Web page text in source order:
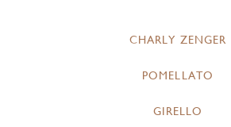
CHARLY ZENGER
POMELLATO
GIRELLO